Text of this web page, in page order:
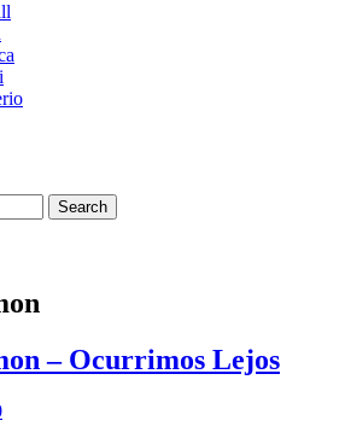
– Ocurrimos Lejos